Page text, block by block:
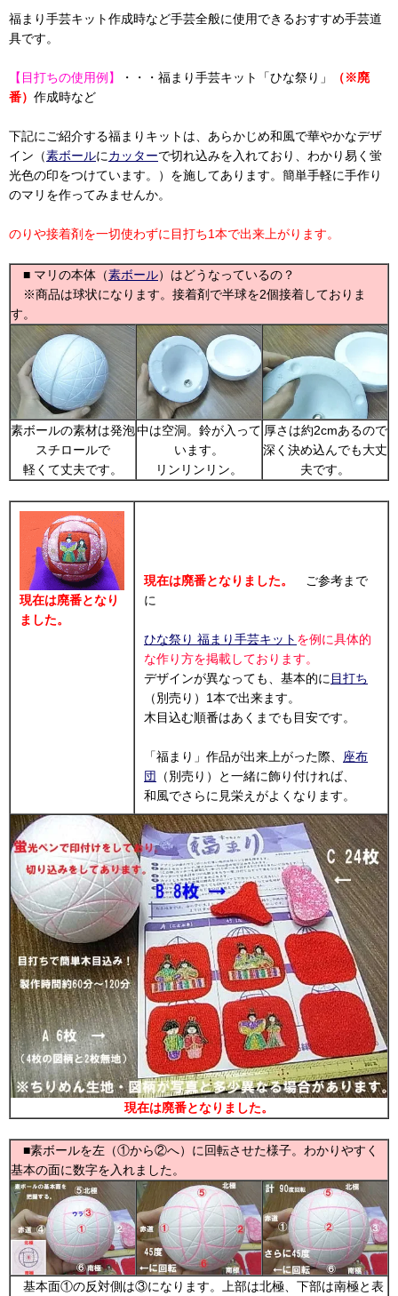
福まり手芸キット作成時など手芸全般に使用できるおすすめ手芸道
具です。
【目打ちの使用例】 ・・・福まり手芸キット「ひな祭り」
（※廃
番） 作成時など
下記にご紹介する福まりキットは、あらかじめ和風で華やかなデザ
イン（素ボールにカッターで切れ込みを入れており、わかり易く蛍
光色の印をつけています。）を施してあります。簡単手軽に手作り
のマリを作ってみませんか。
のりや接着剤を一切使わずに目打ち1本で出来上がります。
■ マリの本体（素ボール）はどうなっているの？
※商品は球状になります。接着剤で半球を2個接着しておりま
す。
素ボールの素材は発泡
スチロールで
軽くて丈夫です。
中は空洞。鈴が入って
います。
リンリンリン。
厚さは約2cmあるので
深く決め込んでも大丈
夫です。
現在は廃番となり
ました。
現在は廃番となりました。
ご参考まで
に
ひな祭り 福まり手芸キット を例に具体的
な作り方を掲載しております。
デザインが異なっても、基本的に 目打ち
（別売り）1本で出来ます。
木目込む順番はあくまでも目安です。
「福まり」作品が出来上がった際、 座布
団
（別売り）と一緒に飾り付ければ、
和風でさらに見栄えがよくなります。
現在は廃番となりました。
■素ボールを左（①から②へ）に回転させた様子。わかりやすく
基本の面に数字を入れました。
基本面①の反対側は③になります。上部は北極、下部は南極と表